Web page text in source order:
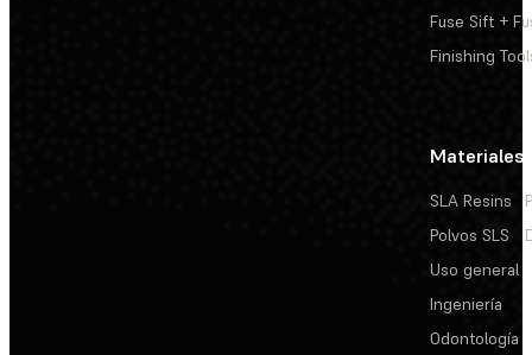
Fuse Sift +
Finishing
Materiales
SLA Resins
Polvos SLS
Uso general
Ingeniería
Odontología